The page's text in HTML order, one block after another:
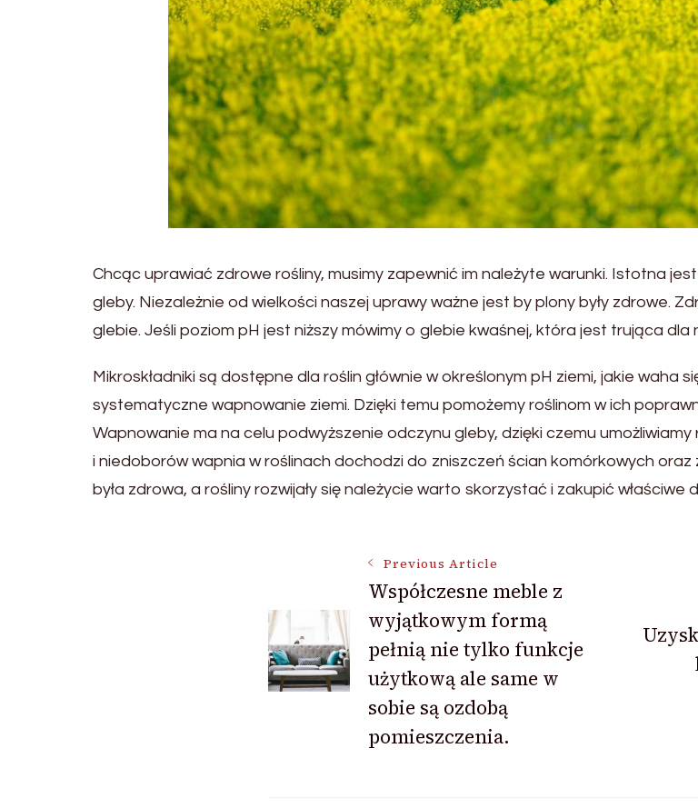
Chcąc uprawiać zdrowe rośliny, musimy zapewnić im należyte warunki. Istotna
gleby. Niezależnie od wielkości naszej uprawy ważne jest by plony były zdrowe.
glebie. Jeśli poziom pH jest niższy mówimy o glebie kwaśnej, która jest trująca dla
Mikroskładniki są dostępne dla roślin głównie w określonym pH ziemi, jakie waha
systematyczne wapnowanie ziemi. Dzięki temu pomożemy roślinom w ich
Wapnowanie ma na celu podwyższenie odczynu gleby, dzięki czemu
i niedoborów wapnia w roślinach dochodzi do zniszczeń ścian komórkowych
była zdrowa, a rośliny rozwijały się należycie warto skorzystać i zakupić właściwe
Navigation
Previous Article
Współczesne meble z
wyjątkowym formą
pełnią nie tylko funkcje
użytkową ale same w
sobie są ozdobą
pomieszczenia.